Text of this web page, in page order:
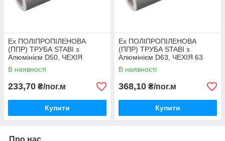
Ex ПОЛІПРОПІЛЕНОВА
(ППР) ТРУБА STABI з
Алюмінієм D50, ЧЕХІЯ
В наявності
233,70 ₴/пог.м
Купити
Ex ПОЛІПРОПІЛЕНОВА
(ППР) ТРУБА STABI з
Алюмінієм D63, ЧЕХІЯ 63
В наявності
368,10 ₴/пог.м
Купити
Про нас